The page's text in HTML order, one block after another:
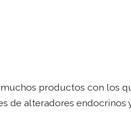
productos con los
de alteradores endocrinos